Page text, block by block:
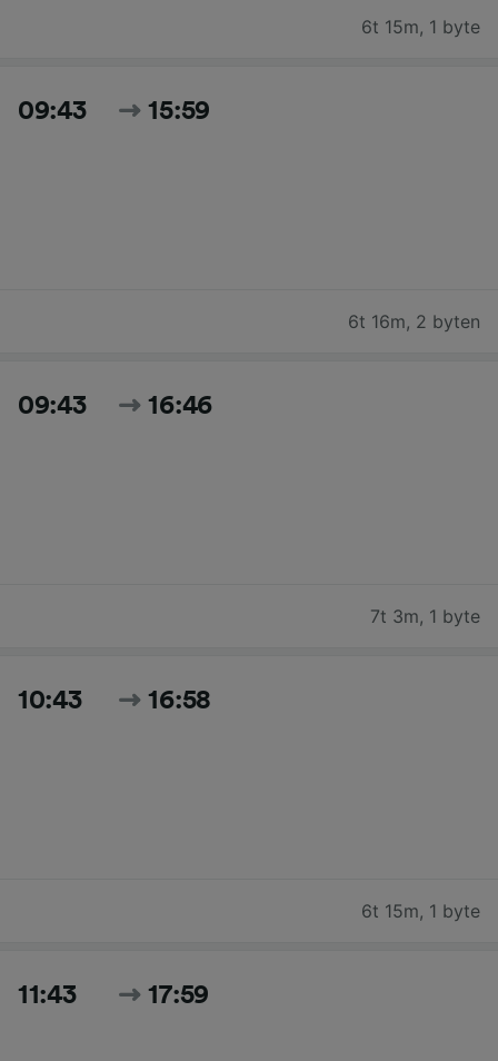
6t 15m, 1 byte
09:43 15:59
6t 16m, 2 byten
09:43 16:46
7t 3m, 1 byte
10:43 16:58
6t 15m, 1 byte
11:43 17:59